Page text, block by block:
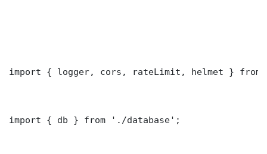
import { logger, cors, rateLimit, helmet } from
import { db } from './database';